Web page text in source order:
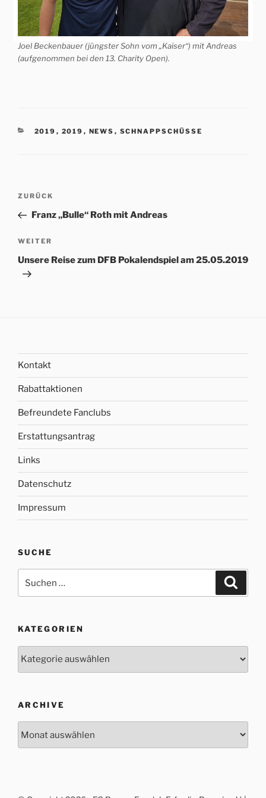
Joel Beckenbauer (jüngster Sohn vom „Kaiser“) mit Andreas
(aufgenommen bei den 13. Charity Open).
KATEGORIEN
2019 , 2019 , NEWS , SCHNAPPSCHÜSSE
Beitrags-
Vorheriger
Beitrag
ZURÜCK
Franz „Bulle“ Roth mit Andreas
Nächster
Beitrag
WEITER
Unsere Reise zum DFB Pokalendspiel am 25.05.2019
Kontakt
Rabattaktionen
Befreundete Fanclubs
Erstattungsantrag
Links
Datenschutz
Impressum
SUCHE
nach:
KATEGORIEN
ARCHIVE